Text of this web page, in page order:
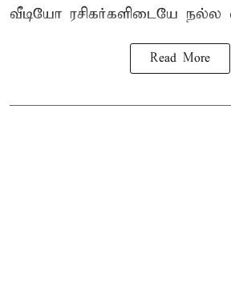
வீடியோ ரசிகர்களிடையே நல்ல
Read More